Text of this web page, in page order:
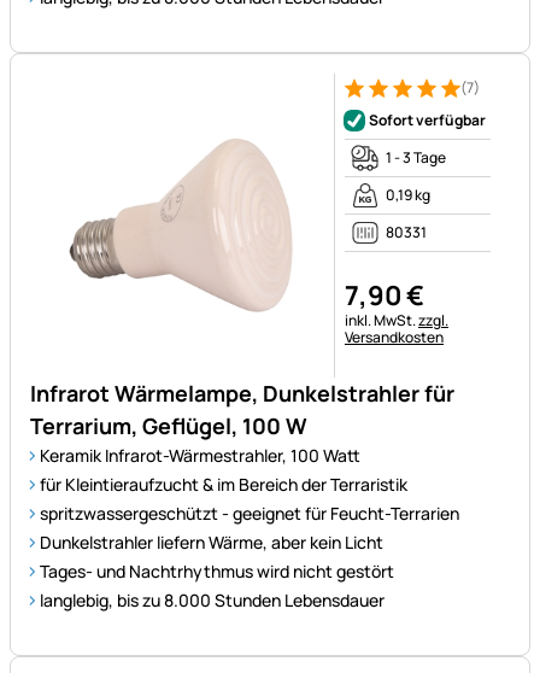
Infrarot Wärmelampe, Dunkelstrahler für
Terrarium, Geflügel, 100 W
Keramik Infrarot-Wärmestrahler, 100 Watt
für Kleintieraufzucht & im Bereich der Terraristik
spritzwassergeschützt - geeignet für Feucht-Terrarien
Dunkelstrahler liefern Wärme, aber kein Licht
Tages- und Nachtrhythmus wird nicht gestört
langlebig, bis zu 8.000 Stunden Lebensdauer
Bewertung: 5 von 5 (7
7 Bewertungen
(7)
Sofort verfügbar
1 - 3 Tage
0,19 kg
80331
7,90€
Steuerhinweis:
inkl. MwSt.zzgl.
Versandkosten